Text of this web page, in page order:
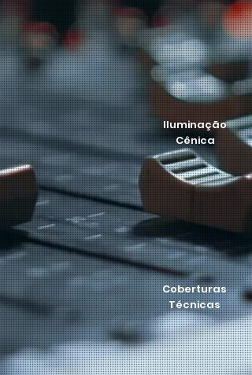
Iluminação
Cênica
Coberturas
Técnicas